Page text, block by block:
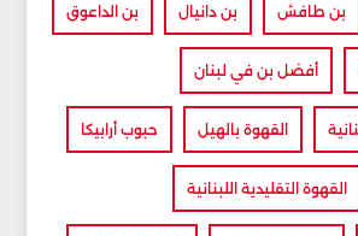
بن طافش بن دانيال بن الداعوق
أفضل بن في لبنان
القهوة بالهيل حبوب أرابيكا
القهوة التقليدية اللبنانية